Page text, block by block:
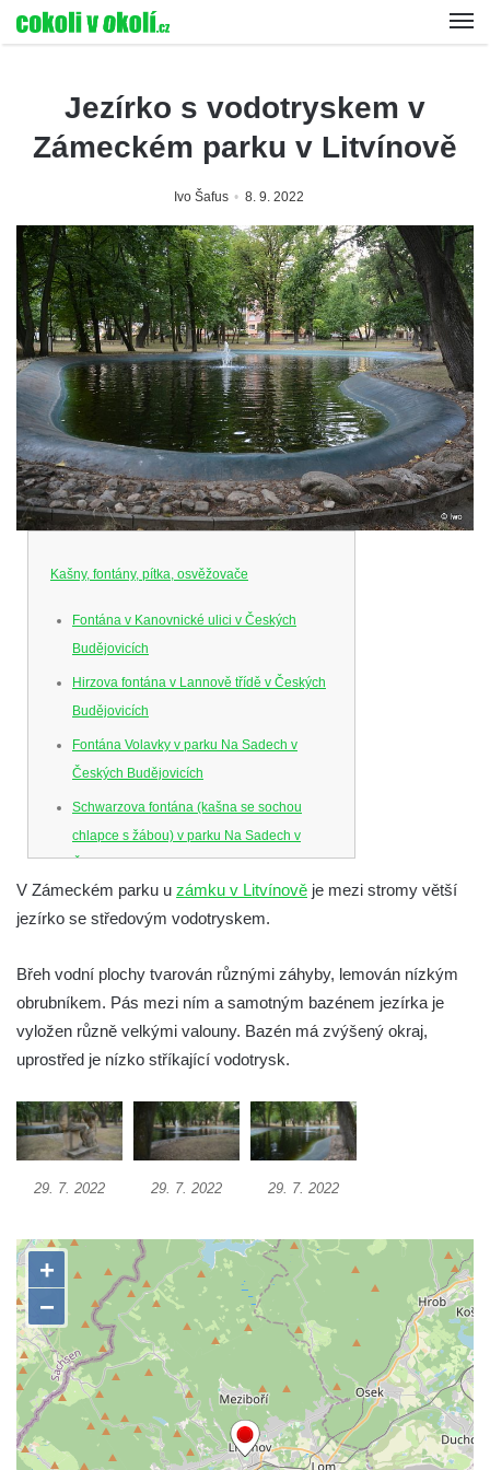
Jezírko s vodotryskem v
Zámeckém parku v Litvínově
Ivo Šafus 8. 9. 2022
Kašny, fontány, pítka, osvěžovače
Fontána v Kanovnické ulici v Českých
Budějovicích
Hirzova fontána v Lannově třídě v Českých
Budějovicích
Fontána Volavky v parku Na Sadech v
Českých Budějovicích
Schwarzova fontána (kašna se sochou
chlapce s žábou) v parku Na Sadech v
Českých Budějovicích
Kašna v parku Na Sadech u Pražské třídy v
Českých Budějovicích
Otakara II. v Českých Budějovicích
Kašna na náměstí J. V. Kamarýta ve
Velešíně
Leipzig
Kašna se sousoším medvíďat v ZOO
Kamenici
Věžová studna na náměstí Míru v Bochově
Kašna na náměstí Míru v Bochově
Kašna na čestném dvoře zámku v
Duchcově
Kašna s reliéfem v Knížecí zahradě v
Duchcově
Kašna na náměstí Republiky v Duchcově
V Zámeckém parku u zámku v Litvínově je mezi stromy větší
jezírko se středovým vodotryskem.
Břeh vodní plochy tvarován různými záhyby, lemován nízkým
obrubníkem. Pás mezi ním a samotným bazénem jezírka je
vyložen různě velkými valouny. Bazén má zvýšený okraj,
uprostřed je nízko stříkající vodotrysk.
29. 7. 2022 29. 7. 2022 29. 7. 2022